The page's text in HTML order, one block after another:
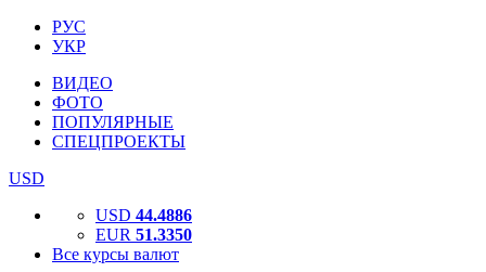
РУС
УКР
ВИДЕО
ФОТО
ПОПУЛЯРНЫЕ
СПЕЦПРОЕКТЫ
USD
USD 44.4886
EUR 51.3350
Все курсы валют